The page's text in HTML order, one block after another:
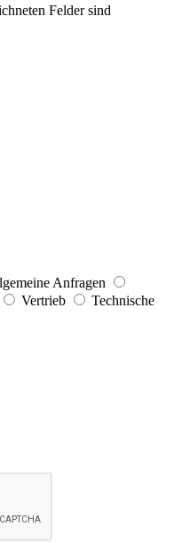
Felder sind
Anfragen
Vertrieb
Technische